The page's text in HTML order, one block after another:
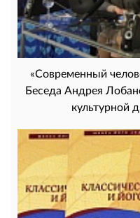
«Современный
Беседа Андрея
культурной